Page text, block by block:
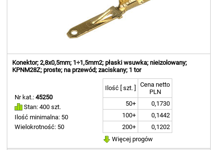
Konektor; 2,8x0,5mm; 1÷1,5mm2; płaski wsuwka; nieizolowany;
KPNM28Z; proste; na przewód; zaciskany; 1 tor
Nr kat.:45250
Stan: 400 szt.
Ilość minimalna: 50
Wielokrotność: 50
Ilość [ szt. ]
Cena netto
PLN
50+
0,1730
100+
0,1442
200+
0,1202
Więcej progów